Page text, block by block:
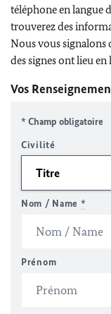
téléphone en langue
trouverez des
Nous vous signalons
des signes ont lieu en
Vos
* Champ obligatoire
Civilité
Nom / Name *
Prénom